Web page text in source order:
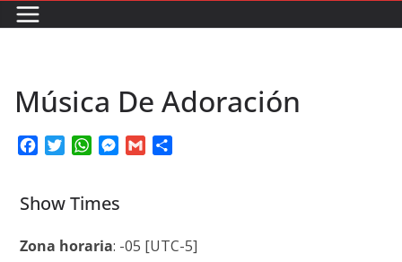
Música De Adoración
e
o
t
e
W
t
A
M
s
n
r
Show Times
Zona horaria: -05 [UTC-5]